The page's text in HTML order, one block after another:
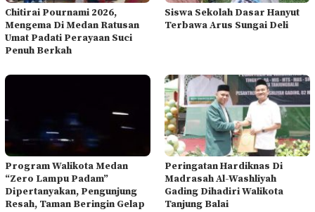
Chitirai Pournami 2026,
Mengema Di Medan Ratusan
Umat Padati Perayaan Suci
Penuh Berkah
Siswa Sekolah Dasar Hanyut
Terbawa Arus Sungai Deli
Program Walikota Medan
“Zero Lampu Padam”
Dipertanyakan, Pengunjung
Resah, Taman Beringin Gelap
Peringatan Hardiknas Di
Madrasah Al-Washliyah
Gading Dihadiri Walikota
Tanjung Balai